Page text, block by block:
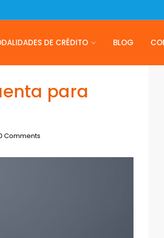
DE CRÉDITO BLOG
para
Comments